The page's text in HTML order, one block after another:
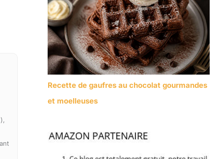
Recette de gaufres au chocolat gourmandes
et moelleuses